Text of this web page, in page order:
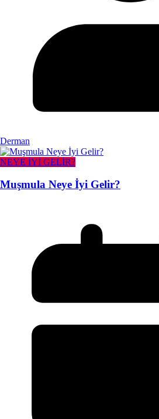
Derman
NEYE İYİ GELİR?
Muşmula Neye İyi Gelir?